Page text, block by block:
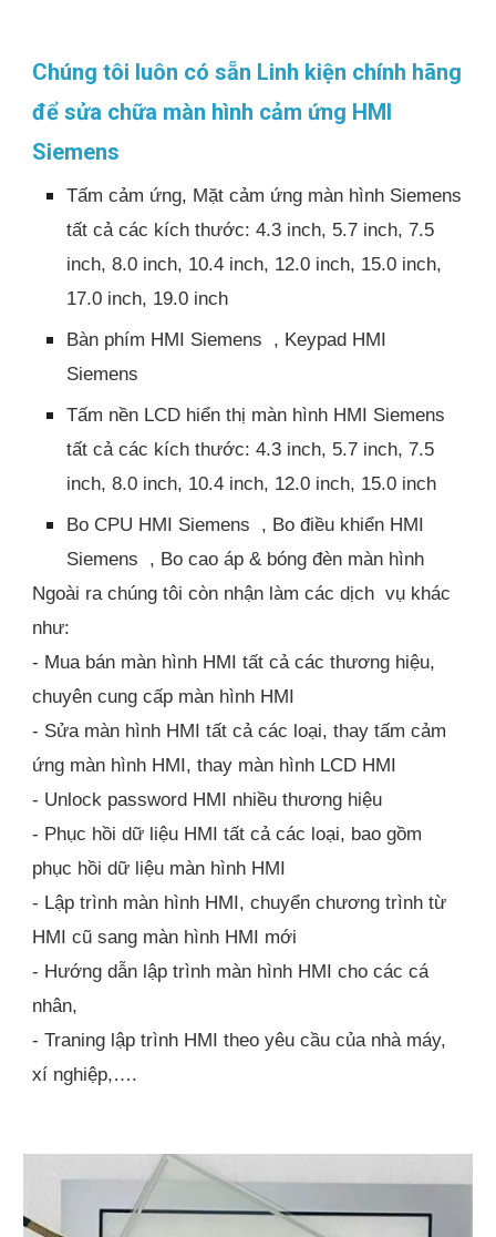
Chúng tôi luôn có sẵn Linh kiện chính hãng
để sửa chữa màn hình cảm ứng HMI
Siemens
Tấm cảm ứng, Mặt cảm ứng màn hình Siemens
tất cả các kích thước: 4.3 inch, 5.7 inch, 7.5
inch, 8.0 inch, 10.4 inch, 12.0 inch, 15.0 inch,
17.0 inch, 19.0 inch
Bàn phím HMI Siemens , Keypad HMI
Siemens
Tấm nền LCD hiển thị màn hình HMI Siemens
tất cả các kích thước: 4.3 inch, 5.7 inch, 7.5
inch, 8.0 inch, 10.4 inch, 12.0 inch, 15.0 inch
Bo CPU HMI Siemens , Bo điều khiển HMI
Siemens , Bo cao áp & bóng đèn màn hình
Ngoài ra chúng tôi còn nhận làm các dịch vụ khác
như:
- Mua bán màn hình HMI tất cả các thương hiệu,
chuyên cung cấp màn hình HMI
- Sửa màn hình HMI tất cả các loại, thay tấm cảm
ứng màn hình HMI, thay màn hình LCD HMI
- Unlock password HMI nhiều thương hiệu
- Phục hồi dữ liệu HMI tất cả các loại, bao gồm
phục hồi dữ liệu màn hình HMI
- Lập trình màn hình HMI, chuyển chương trình từ
HMI cũ sang màn hình HMI mới
- Hướng dẫn lập trình màn hình HMI cho các cá
nhân,
- Traning lập trình HMI theo yêu cầu của nhà máy,
xí nghiệp,….